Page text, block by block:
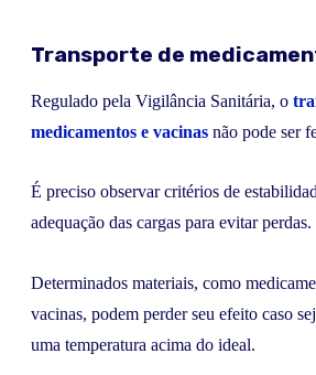
Transporte de
Regulado pela Vigilância Sanitária, o
medicamentos e vacinas não pode ser
É preciso observar critérios de
adequação das cargas para evitar perdas.
Determinados materiais, como
vacinas, podem perder seu efeito caso
uma temperatura acima do ideal.